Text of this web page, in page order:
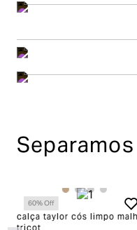
dias corridos, a contar
envio do produto e
Garage, você
calça taylor cós limpo
60% Off